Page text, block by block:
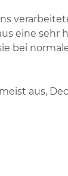
eine sehr
bei
aus,